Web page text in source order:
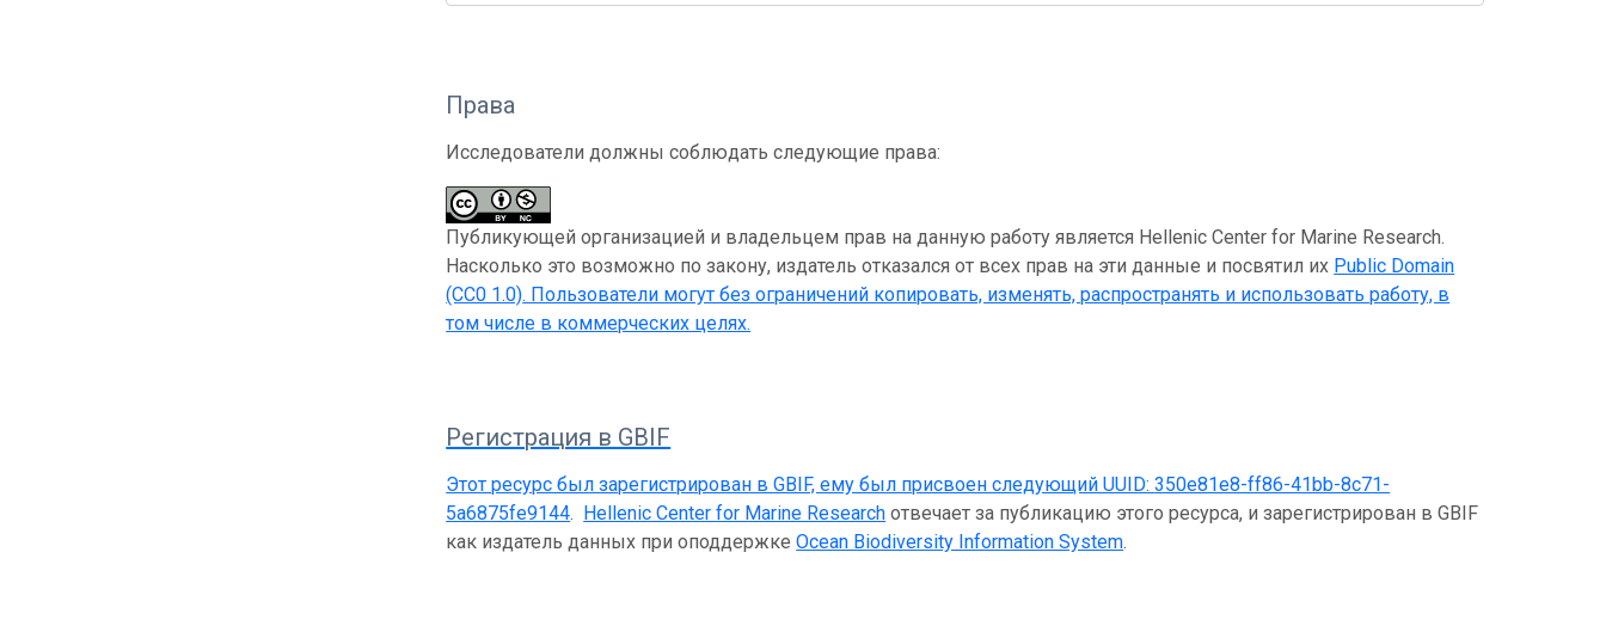
Права
Исследователи должны соблюдать следующие права:
Публикующей организацией и владельцем прав на данную работу является Hellenic Center for Marine Research.
Насколько это возможно по закону, издатель отказался от всех прав на эти данные и посвятил их Public Domain
(CC0 1.0). Пользователи могут без ограничений копировать, изменять, распространять и использовать работу, в
том числе в коммерческих целях.
Регистрация в GBIF
Этот ресурс был зарегистрирован в GBIF, ему был присвоен следующий UUID:350e81e8-ff86-41bb-8c71-
5a6875fe9144. Hellenic Center for Marine Research отвечает за публикацию этого ресурса, и зарегистрирован в GBIF
как издатель данных при оподдержкеOcean Biodiversity Information System.